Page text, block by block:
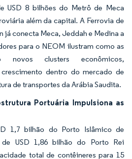
USD 8 bilhões do Metrô de Meca
além da capital. A Ferrovia de
já conecta Meca, Jeddah e Medina a
para o NEOM ilustram como as
novos clusters econômicos,
dentro do mercado de
de transportes da Arábia Saudita.
Portuária Impulsiona as
1,7 bilhão do Porto Islâmico de
USD 1,86 bilhão do Porto Rei
total de contêineres para 15